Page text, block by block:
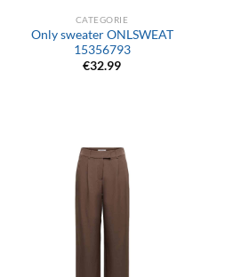
CATEGORIE
Only sweater ONLSWEAT
15356793
€32.99